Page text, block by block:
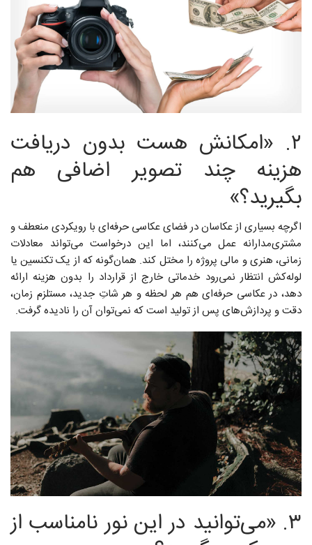
۲. «امکانش هست بدون دریافت
هزینهچند تصویر اضافی هم
بگیرید؟»
اگرچه بسیاری از عکاسان در فضای عکاسی حرفه‌ای با رویکردی منعطف و
مشتری‌مدارانه عمل می‌کنند، اما این درخواست می‌تواند معادلات
زمانی، هنری و مالی پروژه را مختل کند. همان‌گونه که از یک تکنسین یا
لوله‌کش انتظار نمی‌رود خدماتی خارج از قرارداد را بدون هزینه ارائه
دهد، در عکاسی حرفه‌ای هم هر لحظه‌ و هر شاتِ جدید، مستلزم زمان،
دقت و پردازش‌های پس از تولید است که نمی‌توان آن را نادیده گرفت.
۳. «می‌توانید در این نور نامناسب از